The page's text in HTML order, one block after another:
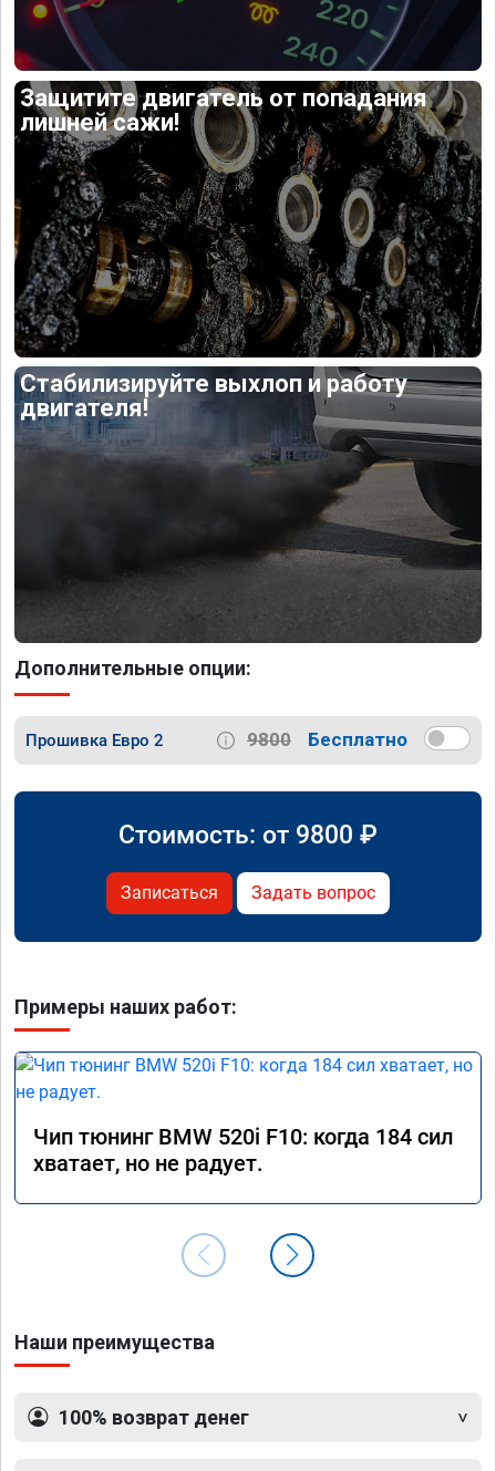
Защитите двигатель от попадания
лишней сажи!
Стабилизируйте выхлоп и работу
двигателя!
Дополнительные опции:
Прошивка Евро 2 9800 Бесплатно
Стоимость: от 9800 ₽
Записаться Задать вопрос
Примеры наших работ:
Чип тюнинг BMW 520i F10: когда 184 сил
хватает, но не радует.
Наши преимущества
100% возврат денег